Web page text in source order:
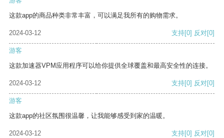
这款app的商品种类非常丰富，可以满足我所有的购物需求。
2024-03-12 支持[0] 反对[0]
游客
这款加速器VPM应用程序可以给你提供全球覆盖和最高安全性的连接。
2024-03-12 支持[0] 反对[0]
游客
这款app的社区氛围很温馨，让我能够感受到家的温暖。
2024-03-12 支持[0] 反对[0]